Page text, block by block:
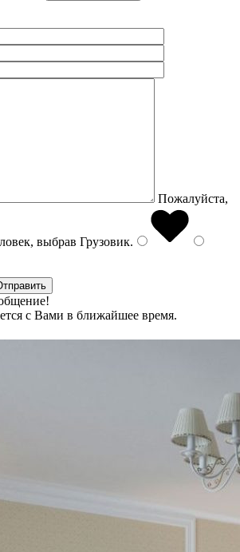
Пожалуйста,
выбрав Грузовик.
с Вами в ближайшее время.